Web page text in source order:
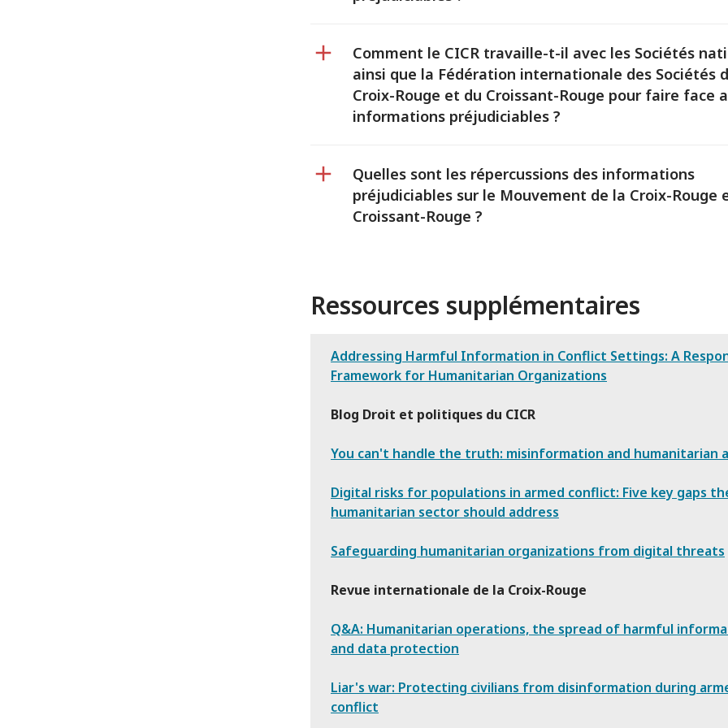
Comment le CICR travaille-t-il avec les Sociétés
ainsi que la Fédération internationale des Sociétés
Croix-Rouge et du Croissant-Rouge pour faire face
informations préjudiciables ?
Quelles sont les répercussions des informations
préjudiciables sur le Mouvement de la Croix-Rouge
Croissant-Rouge ?
Ressources supplémentaires
Addressing Harmful Information in Conflict Settings: A
Framework for Humanitarian Organizations
Blog Droit et politiques du CICR
You can't handle the truth: misinformation and humanitarian
Digital risks for populations in armed conflict: Five key gaps
humanitarian sector should address
Safeguarding humanitarian organizations from digital threats
Revue internationale de la Croix-Rouge
Q&A: Humanitarian operations, the spread of harmful
and data protection
Liar's war: Protecting civilians from disinformation during
conflict